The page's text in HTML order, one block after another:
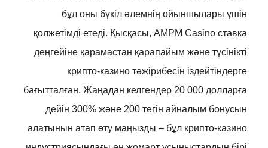
бұл оны бүкіл әлемнің ойыншылары үшін
қолжетімді етеді. Қысқасы, AMPM Casino ставка
деңгейіне қарамастан қарапайым және түсінікті
крипто-казино тәжірибесін іздейтіндерге
бағытталған. Жаңадан келгендер 20 000 долларға
дейін 300% және 200 тегін айналым бонусын
алатынын атап өту маңызды – бұл крипто-казино